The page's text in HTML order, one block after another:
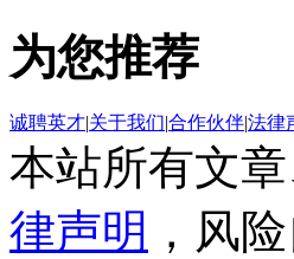
为您推荐
诚聘英才|关于我们|合作伙伴|法律
本站所有文
律声明 ，风